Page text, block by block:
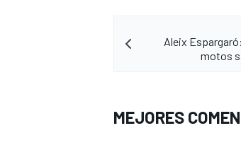
Aleix
motos
MEJORES